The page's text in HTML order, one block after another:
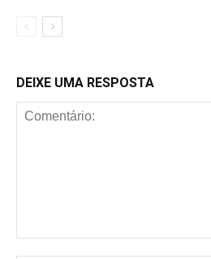
DEIXE UMA RESPOSTA